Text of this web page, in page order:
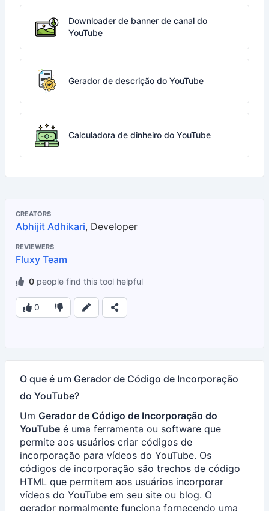
Downloader de banner de canal do
YouTube
Gerador de descrição do YouTube
Calculadora de dinheiro do YouTube
CREATORS
Abhijit Adhikari, Developer
REVIEWERS
Fluxy Team
0 people find this tool helpful
0
O que é um Gerador de Código de Incorporação
do YouTube?
Um Gerador de Código de Incorporação do
YouTube é uma ferramenta ou software que
permite aos usuários criar códigos de
incorporação para vídeos do YouTube. Os
códigos de incorporação são trechos de código
HTML que permitem aos usuários incorporar
vídeos do YouTube em seu site ou blog. O
gerador normalmente funciona fornecendo uma